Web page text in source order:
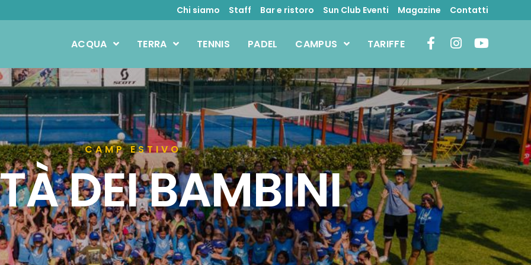
Chi siamo Staff Bar e ristoro Sun Club Eventi Magazine Contatti
ACQUA TERRA TENNIS PADEL CAMPUS TARIFFE
CAMP ESTIVO
DEI BAMBINI